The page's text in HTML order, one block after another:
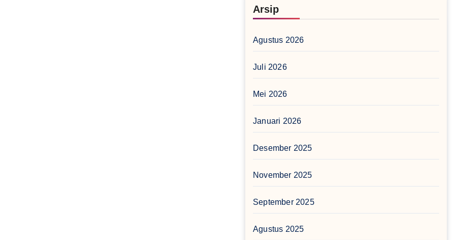
Arsip
Agustus 2026
Juli 2026
Mei 2026
Januari 2026
Desember 2025
November 2025
September 2025
Agustus 2025